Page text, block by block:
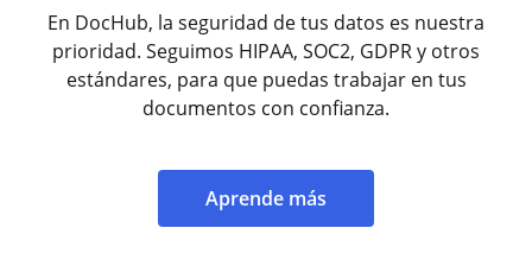
En DocHub, la seguridad de tus datos es nuestra
prioridad. Seguimos HIPAA, SOC2, GDPR y otros
estándares, para que puedas trabajar en tus
documentos con confianza.
Aprende más